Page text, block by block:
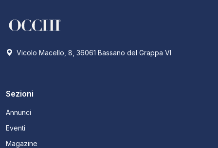
Vicolo Macello, 8, 36061 Bassano del Grappa VI
Sezioni
Annunci
Eventi
Magazine